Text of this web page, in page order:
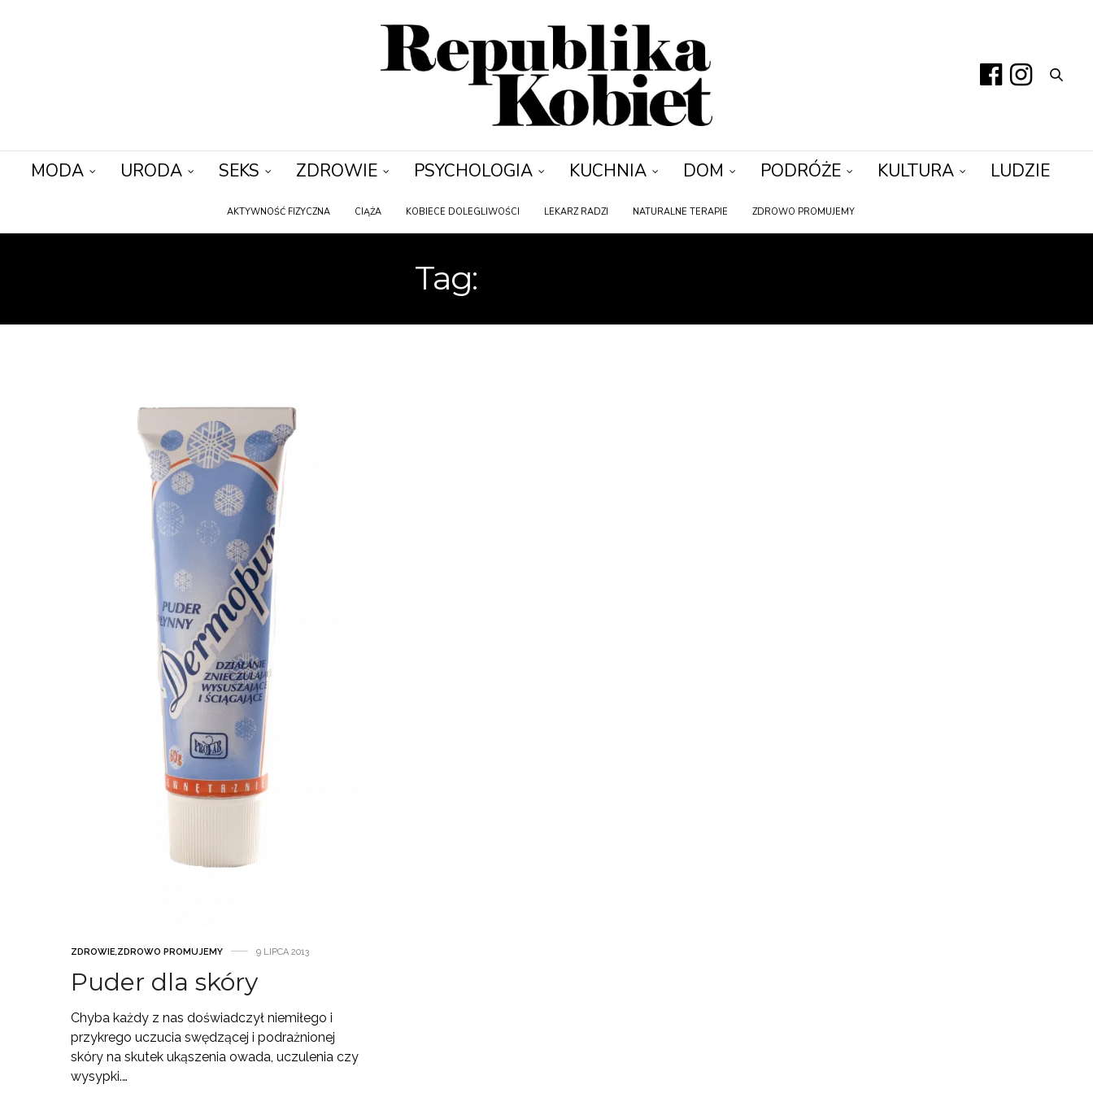
MODA URODA SEKS ZDROWIE PSYCHOLOGIA KUCHNIA DOM PODRÓŻE KULTURA LUDZIE
AKTYWNOŚĆ FIZYCZNA CIĄŻA KOBIECE DOLEGLIWOŚCI LEKARZ RADZI NATURALNE TERAPIE ZDROWO PROMUJEMY
Tag:
ZDROWIE,ZDROWO PROMUJEMY 9 LIPCA 2013
Puder dla skóry
Chyba każdy z nas doświadczył niemiłego i
przykrego uczucia swędzącej i podrażnionej
skóry na skutek ukąszenia owada, uczulenia czy
wysypki.…